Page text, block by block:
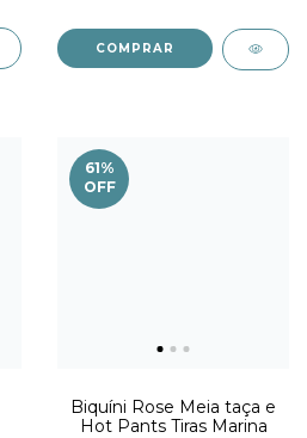
COMPRAR
61%
OFF
Biquíni Rose Meia taça e
Hot Pants Tiras Marina